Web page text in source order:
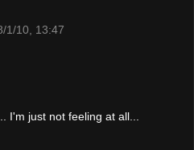
1/10, 13:47
I'm just not feeling at all...